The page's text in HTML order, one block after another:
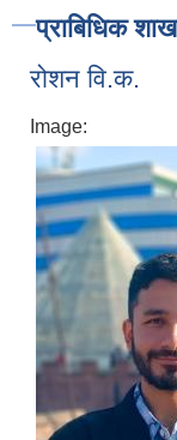
प्राबिधिक
रोशन वि.क.
Image: